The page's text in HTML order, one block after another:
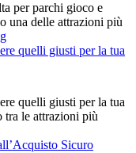
per parchi gioco e
una delle attrazioni più
quelli giusti per la tua
quelli giusti per la tua
le attrazioni più
Sicuro